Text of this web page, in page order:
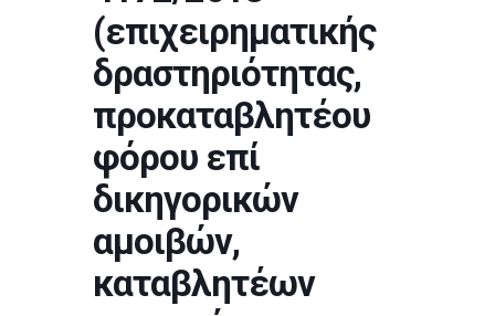
(επιχειρηματικής
δραστηριότητας,
προκαταβλητέου
φόρου επί
δικηγορικών
αμοιβών,
καταβλητέων